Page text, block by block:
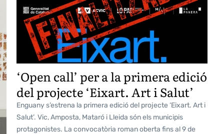
‘Open call’ per a la primera edició
del projecte ‘Eixart. Art i Salut’
Enguany s’estrena la primera edició del projecte ‘Eixart. Art i
Salut’. Vic, Amposta, Mataró i Lleida són els municipis
protagonistes. La convocatòria roman oberta fins al 9 de